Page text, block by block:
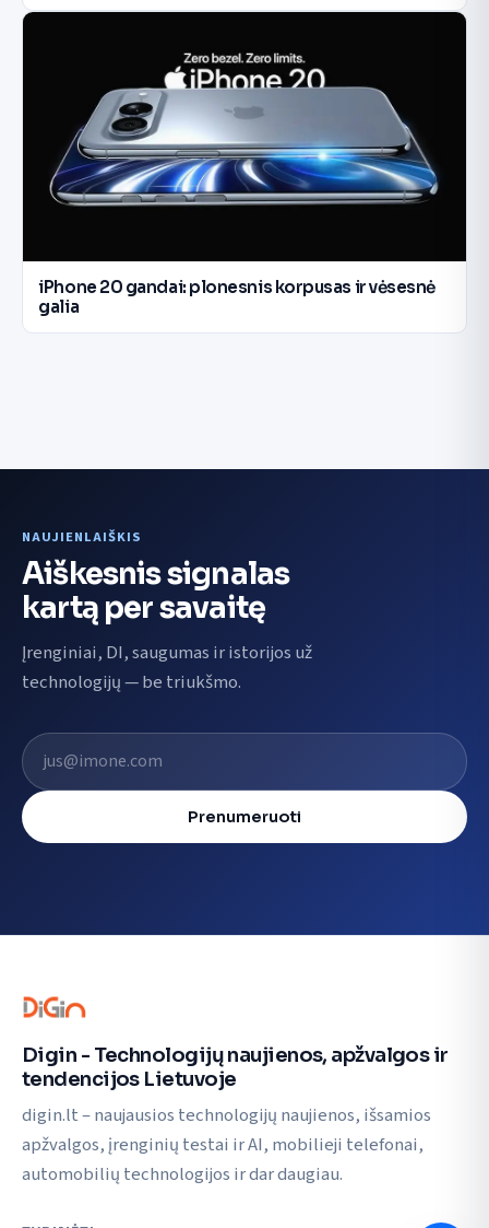
iPhone 20 gandai: plonesnis korpusas ir vėsesnė
galia
NAUJIENLAIŠKIS
Aiškesnis signalas
kartą per savaitę
Įrenginiai, DI, saugumas ir istorijos už
technologijų — be triukšmo.
El. pašto adresas
Prenumeruoti
Digin - Technologijų naujienos, apžvalgos ir
tendencijos Lietuvoje
digin.lt – naujausios technologijų naujienos, išsamios
apžvalgos, įrenginių testai ir AI, mobilieji telefonai,
automobilių technologijos ir dar daugiau.